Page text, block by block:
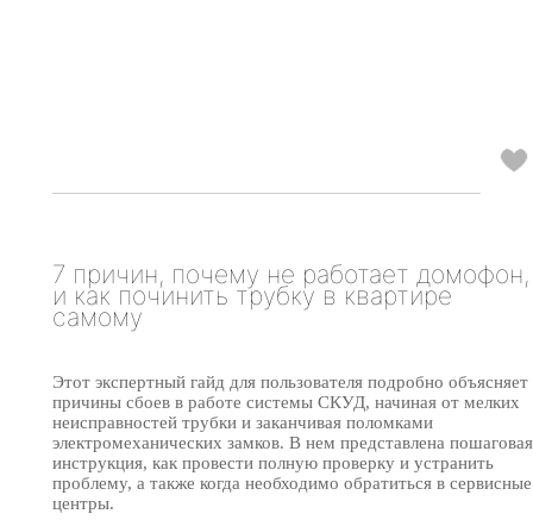
7 причин, почему не работает домофон,
и как починить трубку в квартире
самому
Этот экспертный гайд для пользователя подробно объясняет
причины сбоев в работе системы СКУД, начиная от мелких
неисправностей трубки и заканчивая поломками
электромеханических замков. В нем представлена пошаговая
инструкция, как провести полную проверку и устранить
проблему, а также когда необходимо обратиться в сервисные
центры.